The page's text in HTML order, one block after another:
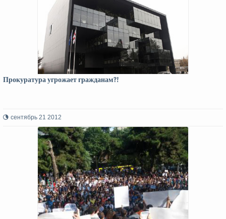
Прокуратура угрожает гражданам?!
сентябрь 21 2012